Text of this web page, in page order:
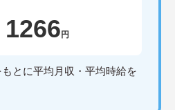
1266 円
とに平均月収・平均時給を